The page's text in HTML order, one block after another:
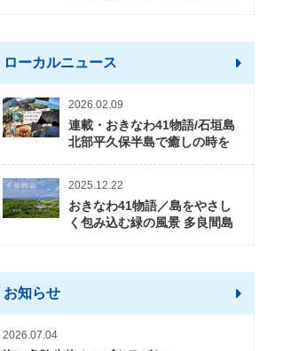
ローカルニュース
2026.02.09
連載・おきなわ41物語/石垣島
北部平久保半島で癒しの時を
2025.12.22
おきなわ41物語／島をやさし
く包み込む緑の風景 多良間島
お知らせ
2026.07.04